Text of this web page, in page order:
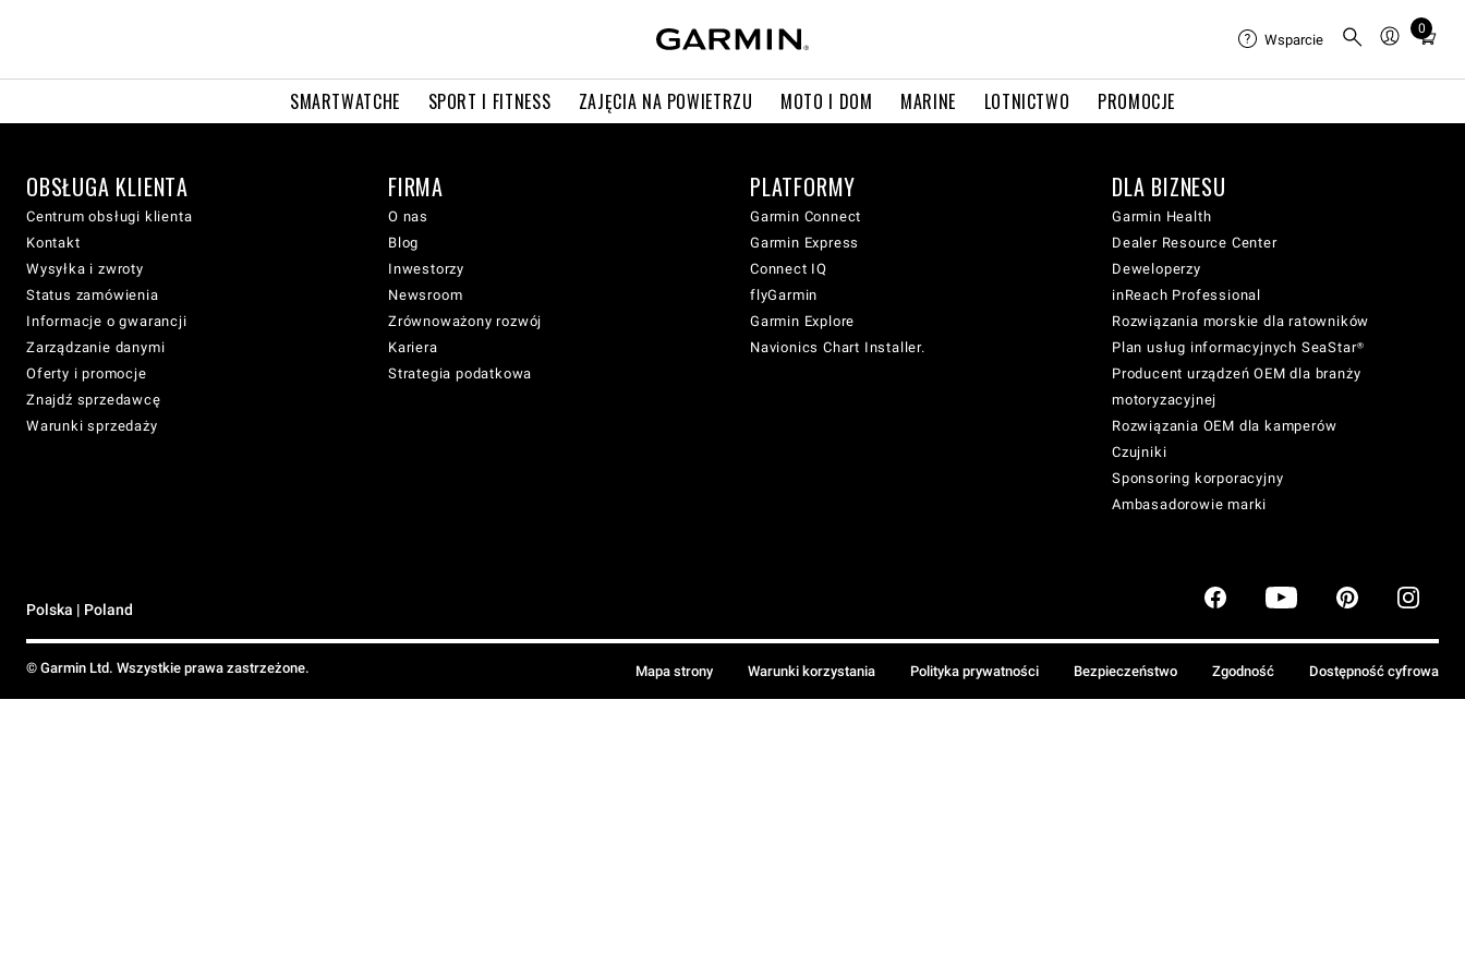
SMARTWATCHE SPORT I FITNESS ZAJĘCIA NA POWIETRZU MOTO I DOM MARINE LOTNICTWO PROMOCJE
Wsparcie
0
Total
cart:
OBSŁUGA KLIENTA
Centrum obsługi klienta
Kontakt
Wysyłka i zwroty
Status zamówienia
Informacje o gwarancji
Zarządzanie danymi
Oferty i promocje
Znajdź sprzedawcę
Warunki sprzedaży
FIRMA
O nas
Blog
Inwestorzy
Newsroom
Zrównoważony rozwój
Kariera
Strategia podatkowa
PLATFORMY
Garmin Connect
Garmin Express
Connect IQ
flyGarmin
Garmin Explore
Navionics Chart Installer.
DLA BIZNESU
Garmin Health
Dealer Resource Center
Deweloperzy
inReach Professional
Rozwiązania morskie dla ratowników
Plan usług informacyjnych SeaStar®
Producent urządzeń OEM dla branży
motoryzacyjnej
Rozwiązania OEM dla kamperów
Czujniki
Sponsoring korporacyjny
Ambasadorowie marki
Polska | Poland
© Garmin Ltd. Wszystkie prawa zastrzeżone. Mapa strony Warunki korzystania Polityka prywatności Bezpieczeństwo Zgodność Dostępność cyfrowa